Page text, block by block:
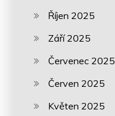
Říjen 2025
Září 2025
Červenec 2025
Červen 2025
Květen 2025